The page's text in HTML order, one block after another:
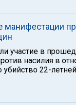
участие в
насилия в
22-